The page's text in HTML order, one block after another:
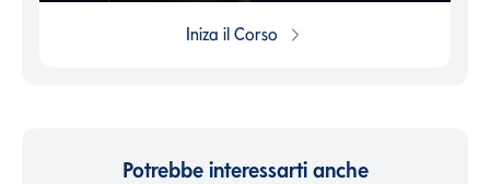
Iniza il Corso
Potrebbe interessarti anche